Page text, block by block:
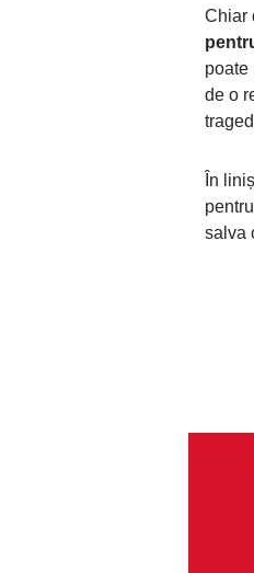
Chiar
poate
de o
În
salva